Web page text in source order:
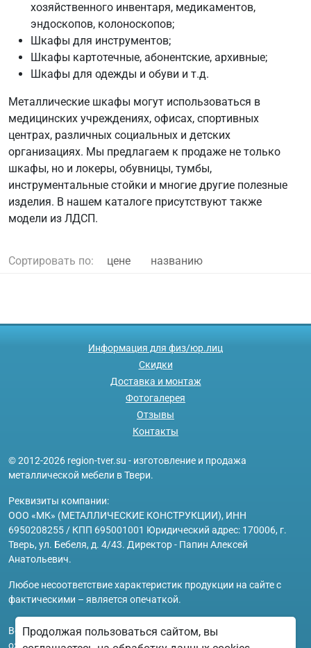
хозяйственного инвентаря, медикаментов,
эндоскопов, колоноскопов;
Шкафы для инструментов;
Шкафы картотечные, абонентские, архивные;
Шкафы для одежды и обуви и т.д.
Металлические шкафы могут использоваться в
медицинских учреждениях, офисах, спортивных
центрах, различных социальных и детских
организациях. Мы предлагаем к продаже не только
шкафы, но и локеры, обувницы, тумбы,
инструментальные стойки и многие другие полезные
изделия. В нашем каталоге присутствуют также
модели из ЛДСП.
Сортировать по: цене названию
Информация для физ/юр.лиц
Скидки
Доставка и монтаж
Фотогалерея
Отзывы
Контакты
© 2012-2026 region-tver.su - изготовление и продажа
металлической мебели в Твери.
Реквизиты компании:
ООО «МК» (МЕТАЛЛИЧЕСКИЕ КОНСТРУКЦИИ), ИНН
6950208255 / КПП 695001001 Юридический адрес: 170006, г.
Тверь, ул. Бебеля, д. 4/43. Директор - Папин Алексей
Анатольевич.
Любое несоответствие характеристик продукции на сайте с
фактическими – является опечаткой.
Вся информация на сайте region-tver.su носит исключительно
ознакомительный и справочный характер и ни при каких
Продолжая пользоваться сайтом, вы